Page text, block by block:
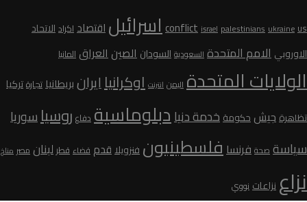
conflict israel palestiniansukraineus اسرائيلاقتصاداكرادالاتحاد
الاوروبي الامم المتحدةالسعوديةالسودانالصينالعراق المانيا
الولايات المتحدةاليمن انترنت اوكرانياايرانبريطانياتجارةتركيا
تظاهرةجيش حكومةخدمة دنيادبلوماسيةدفاع روسياسوريا
سياسةصحةفرنسافلسطينيون فنزويلاقدم قضاءقطرلبنان مصر مناخ
نزاعنزاعاتنووي